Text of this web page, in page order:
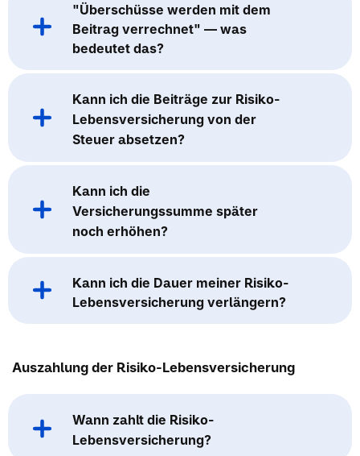
"Überschüsse werden mit dem
Beitrag verrechnet" — was
bedeutet das?
Kann ich die Beiträge zur Risiko-
Lebensversicherung von der
Steuer absetzen?
Kann ich die
Versicherungssumme später
noch erhöhen?
Kann ich die Dauer meiner Risiko-
Lebensversicherung verlängern?
Auszahlung der Risiko-Lebensversicherung
Wann zahlt die Risiko-
Lebensversicherung?